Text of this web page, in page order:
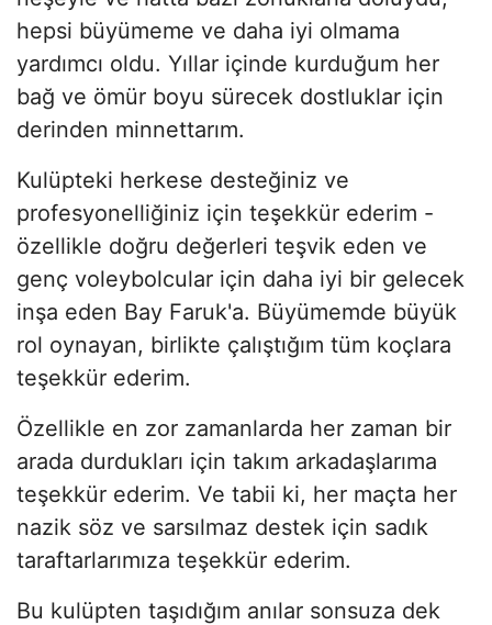
hepsi büyümeme ve daha iyi olmama
yardımcı oldu. Yıllar içinde kurduğum her
bağ ve ömür boyu sürecek dostluklar için
derinden minnettarım.
Kulüpteki herkese desteğiniz ve
profesyonelliğiniz için teşekkür ederim -
özellikle doğru değerleri teşvik eden ve
genç voleybolcular için daha iyi bir gelecek
inşa eden Bay Faruk'a. Büyümemde büyük
rol oynayan, birlikte çalıştığım tüm koçlara
teşekkür ederim.
Özellikle en zor zamanlarda her zaman bir
arada durdukları için takım arkadaşlarıma
teşekkür ederim. Ve tabii ki, her maçta her
nazik söz ve sarsılmaz destek için sadık
taraftarlarımıza teşekkür ederim.
Bu kulüpten taşıdığım anılar sonsuza dek